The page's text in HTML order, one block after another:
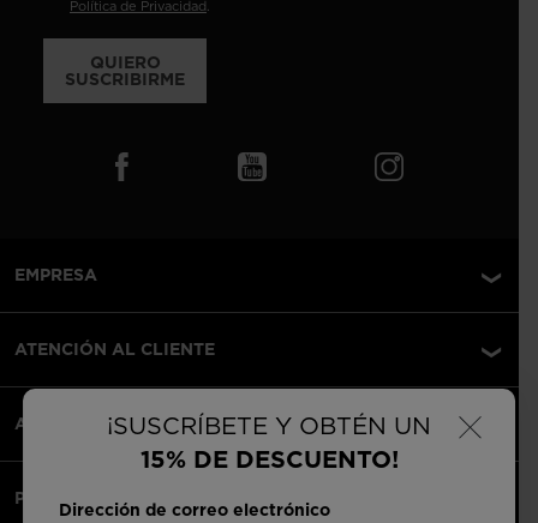
×
¡SUSCRÍBETE Y OBTÉN UN
15% DE DESCUENTO!
Dirección de correo electrónico
Política de Privacidad.
QUIERO
SUSCRIBIRME
EMPRESA
ATENCIÓN AL CLIENTE
AVISOS LEGALES
PAGOS ACEPTADOS